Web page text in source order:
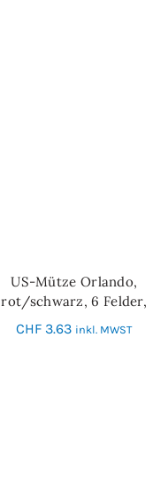
IN DEN WARENKORB
US-Mütze Orlando,
rot/schwarz, 6 Felder,
Messingverschluss
CHF 3.63 inkl. MWST